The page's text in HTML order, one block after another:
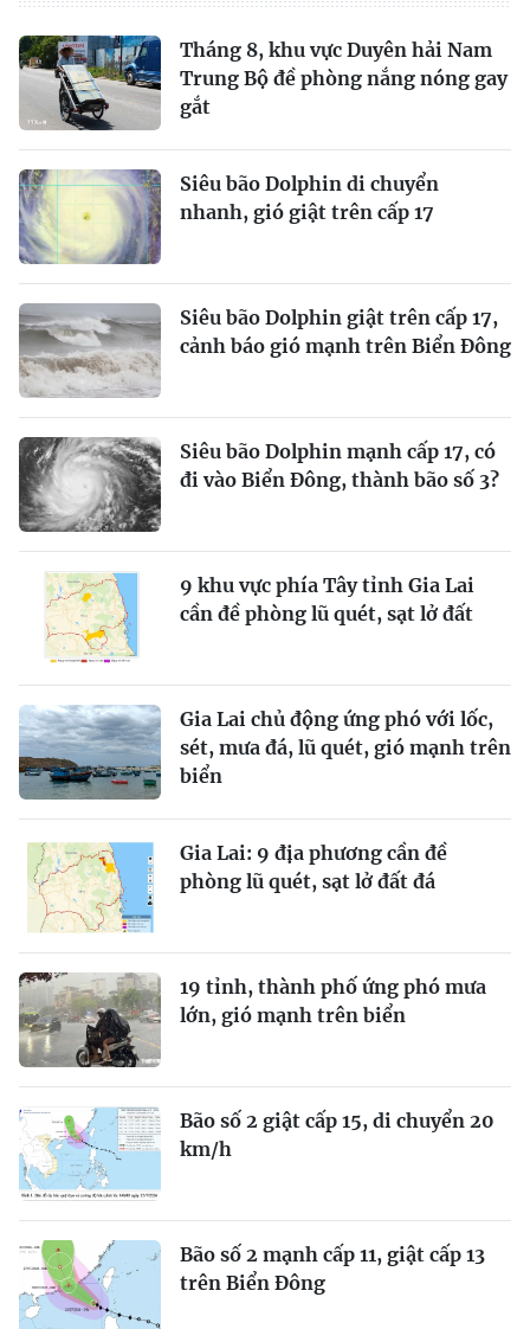
Tháng 8, khu vực Duyên hải Nam
Trung Bộ đề phòng nắng nóng gay
gắt
Siêu bão Dolphin di chuyển
nhanh, gió giật trên cấp 17
Siêu bão Dolphin giật trên cấp 17,
cảnh báo gió mạnh trên Biển Đông
Siêu bão Dolphin mạnh cấp 17, có
đi vào Biển Đông, thành bão số 3?
9 khu vực phía Tây tỉnh Gia Lai
cần đề phòng lũ quét, sạt lở đất
Gia Lai chủ động ứng phó với lốc,
sét, mưa đá, lũ quét, gió mạnh trên
biển
Gia Lai: 9 địa phương cần đề
phòng lũ quét, sạt lở đất đá
19 tỉnh, thành phố ứng phó mưa
lớn, gió mạnh trên biển
Bão số 2 giật cấp 15, di chuyển 20
km/h
Bão số 2 mạnh cấp 11, giật cấp 13
trên Biển Đông